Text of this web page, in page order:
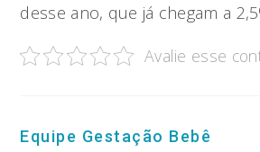
desse ano, que já chegam a
Avalie esse
Equipe Gestação Bebê